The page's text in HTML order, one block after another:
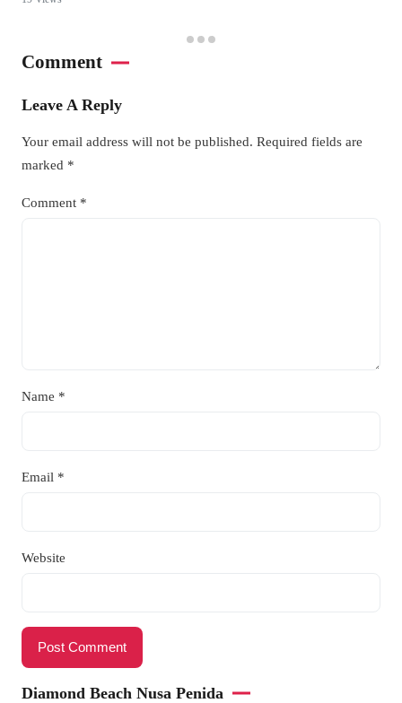
Comment
Leave A Reply
Your email address will not be published. Required fields are
marked *
Comment *
Name *
Email *
Website
Diamond Beach Nusa Penida